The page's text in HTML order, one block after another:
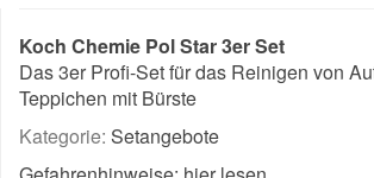
Koch Chemie Pol Star 3er Set
Das 3er Profi-Set für das Reinigen von
Teppichen mit Bürste
Kategorie: Setangebote